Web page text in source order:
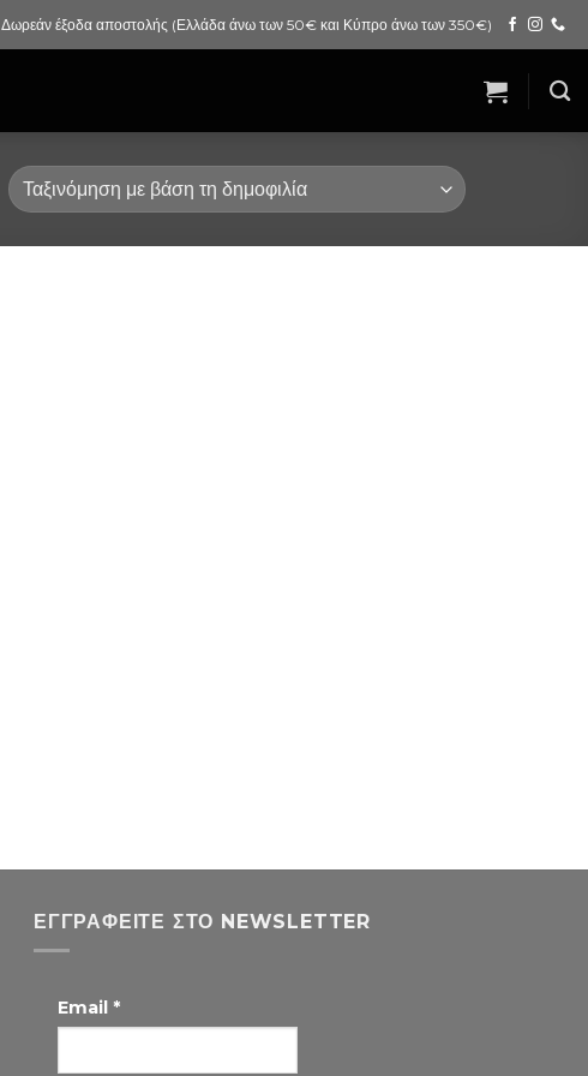
Δωρεάν έξοδα αποστολής (Ελλάδα άνω των 50€ και Κύπρο άνω των 350€)
ΕΓΓΡΑΦΕΊΤΕ ΣΤΟ NEWSLETTER
Email *